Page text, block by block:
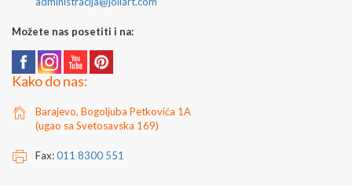
Možete nas posetiti i na:
Kako do nas:
Barajevo, Bogoljuba Petkovića 1A
(ugao sa Svetosavska 169)
Fax:011 8300 551